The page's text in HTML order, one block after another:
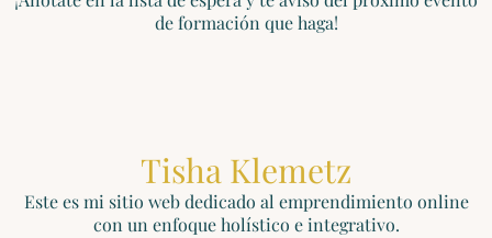
de formación que haga!
Tisha Klemetz
Este es mi sitio web dedicado al emprendimiento online
con un enfoque holístico e integrativo.